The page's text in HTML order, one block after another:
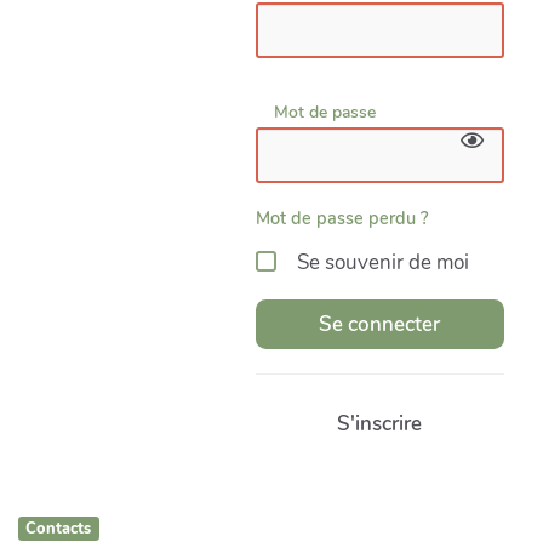
Mot de passe
Mot de passe perdu ?
Se souvenir de moi
Se connecter
S'inscrire
Contacts